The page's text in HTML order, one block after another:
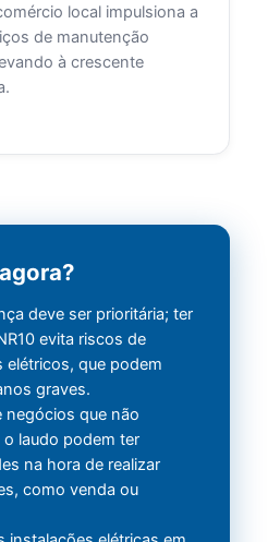
local impulsiona a
de manutenção
à crescente
deve ser prioritária; ter
evita riscos de
elétricos, que podem
graves.
negócios que não
o laudo podem ter
na hora de realizar
como venda ou